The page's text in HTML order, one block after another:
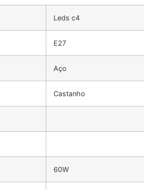
Leds c4
E27
Aço
Castanho
60W